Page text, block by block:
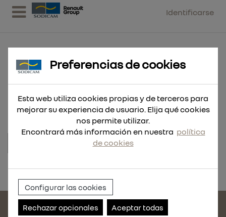
Identificarse
BOMBA ENGRASE PALANCA 12-SG
CONTACTE CON NOSOTROS
Preferencias de cookies
Esta web utiliza cookies propias y de terceros para
mejorar su experiencia de usuario. Elija qué cookies
nos permite utilizar.
Encontrará más información en nuestra política
de cookies
Configurar las cookies
Rechazar opcionales Aceptar todas